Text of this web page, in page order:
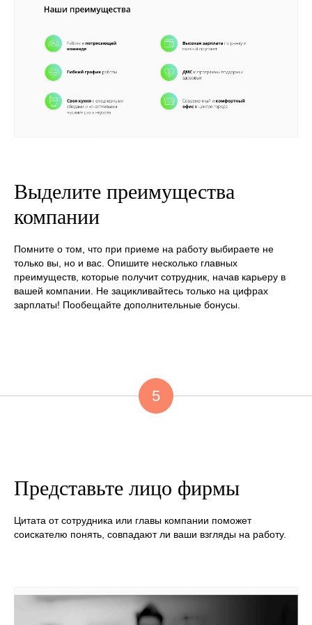
Выделите преимущества
компании
Помните о том, что при приеме на работу выбираете не
только вы, но и вас. Опишите несколько главных
преимуществ, которые получит сотрудник, начав карьеру в
вашей компании. Не зацикливайтесь только на цифрах
зарплаты! Пообещайте дополнительные бонусы.
5
Представьте лицо фирмы
Цитата от сотрудника или главы компании поможет
соискателю понять, совпадают ли ваши взгляды на работу.